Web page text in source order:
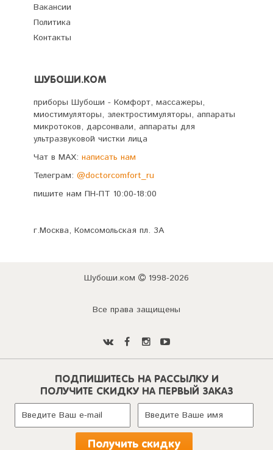
Вакансии
Политика
Контакты
ШУБОШИ.КОМ
приборы Шубоши - Комфорт, массажеры,
миостимуляторы, электростимуляторы, аппараты
микротоков, дарсонвали, аппараты для
ультразвуковой чистки лица
Чат в MAX: написать нам
Телеграм: @doctorcomfort_ru
пишите нам ПН-ПТ 10:00-18:00
г.Москва, Комсомольская пл. 3А
Шубоши.ком 1998-2026
Все права защищены
ПОДПИШИТЕСЬ НА РАССЫЛКУ И
ПОЛУЧИТЕ СКИДКУ НА ПЕРВЫЙ ЗАКАЗ